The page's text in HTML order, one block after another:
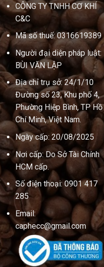
CÔNG TY TNHH CƠ KHÍ
C&C
Mã số thuế: 0316619389
Người đại diện pháp luật:
BÙI VĂN LẬP
Địa chỉ trụ sở: 24/1/10
Đường số 23, Khu phố 4,
Phường Hiệp Bình, TP Hồ
Chí Minh, Việt Nam.
Ngày cấp: 20/08/2025
Nơi cấp: Do Sở Tài Chính
HCM cấp.
Số điện thoại: 0901 417
285
Email:
caphecc@gmail.com